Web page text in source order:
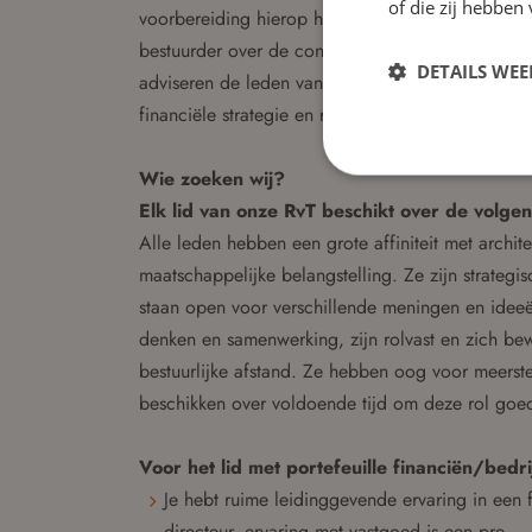
voorbereiding hierop heeft de Audit Commissie
bestuurder over de conceptbegroting,
adviseren de leden van de Audit Commissie de
financiële strategie en risicobeheersing.
Wie zoeken wij?
Elk lid van onze RvT beschikt over de
Alle leden hebben een grote affiniteit met
maatschappelijke belangstelling. Ze zijn
staan open voor verschillende meningen en
denken en samenwerking, zijn rolvast en zich
bestuurlijke afstand. Ze hebben oog voor
beschikken over voldoende tijd om deze rol
Voor het lid met portefeuille financiën/
Je hebt ruime leidinggevende ervaring in
of die zij
DETAILS